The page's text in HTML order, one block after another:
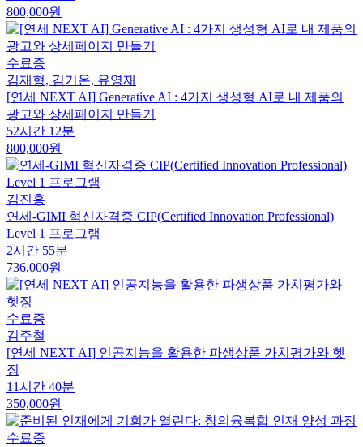
800,000원
수료증
김재형, 김기온, 유영재
[연세 NEXT AI] Generative AI : 4가지 생성형 AI로 내 제품의
광고와 상세페이지 만들기
52시간 12분
800,000원
김진홍
연세-GIMI 혁신자격증 CIP(Certified Innovation Professional)
Level 1 프로그램
2시간 55분
736,000원
수료증
김주철
[연세 NEXT AI] 인공지능을 활용한 파생상품 가치평가와 헷
징
11시간 40분
350,000원
수료증